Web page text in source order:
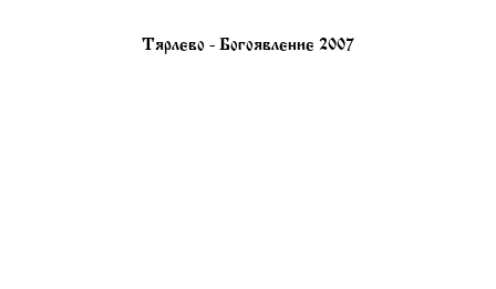
Тярлево - Богоявление 2007